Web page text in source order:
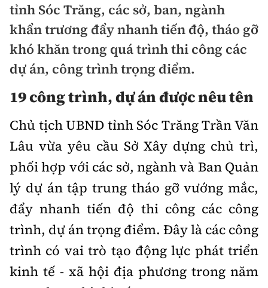
Doanh nghiệp
Doanh nhân
Thị trường
Điểm tin
Mua bán
Giới thiệu dự án
Dự án
Nhà ở xã hội
Góc cư dân
Nội thất - ngoại thất
Xu hướng tiêu dùng
Nhà đẹp
Kiến trúc phong thủy
Tư vấn
Video
Multimedia
Emagazine
Sách Vận tải Sách Nhà thầu
tỉnh Sóc Trăng, các sở, ban, ngành
khẩn trương đẩy nhanh tiến độ, tháo gỡ
khó khăn trong quá trình thi công các
dự án, công trình trọng điểm.
19 công trình, dự án được nêu tên
Chủ tịch UBND tỉnh Sóc Trăng Trần Văn
Lâu vừa yêu cầu Sở Xây dựng chủ trì,
phối hợp với các sở, ngành và Ban Quản
lý dự án tập trung tháo gỡ vướng mắc,
đẩy nhanh tiến độ thi công các công
trình, dự ántrọng điểm. Đây là các công
trình có vai trò tạo động lực phát triển
kinh tế - xã hội địa phương trong năm